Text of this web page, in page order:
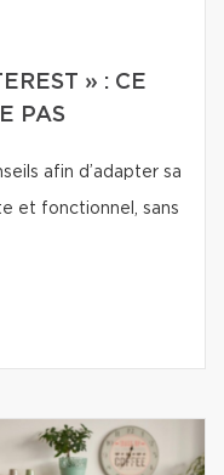
» : CE
PAS
afin d’adapter sa
et fonctionnel, sans